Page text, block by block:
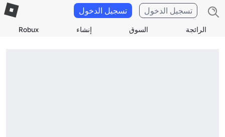
الرائجة السوق إنشاء Robux
تسجيل الدخول تسجيل الدخول